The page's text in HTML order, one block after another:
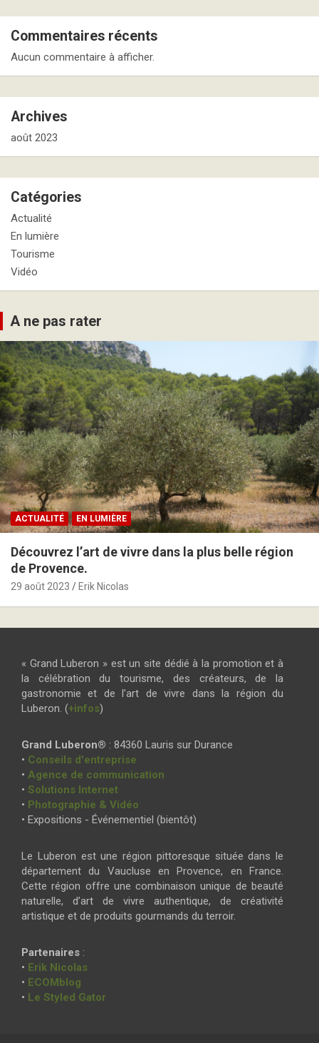
Commentaires récents
Aucun commentaire à afficher.
Archives
août 2023
Catégories
Actualité
En lumière
Tourisme
Vidéo
A ne pas rater
ACTUALITÉ EN LUMIÈRE
Découvrez l’art de vivre dans la plus belle région
de Provence.
29 août 2023 Erik Nicolas
« Grand Luberon » est un site dédié à la promotion et à
la célébration du tourisme, des créateurs, de la
gastronomie et de l’art de vivre dans la région du
Luberon. (+infos)
Grand Luberon® : 84360 Lauris sur Durance
• Conseils d'entreprise
• Agence de communication
• Solutions Internet
• Photographie & Vidéo
• Expositions - Événementiel (bientôt)
Le Luberon est une région pittoresque située dans le
département du Vaucluse en Provence, en France.
Cette région offre une combinaison unique de beauté
naturelle, d’art de vivre authentique, de créativité
artistique et de produits gourmands du terroir.
Partenaires :
• Erik Nicolas
• ECOMblog
• Le Styled Gator